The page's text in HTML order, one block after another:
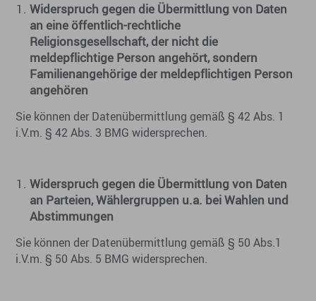
Widerspruch gegen die Übermittlung von Daten
an eine öffentlich-rechtliche
Religionsgesellschaft, der nicht die
meldepflichtige Person angehört, sondern
Familienangehörige der meldepflichtigen Person
angehören
Sie können der Datenübermittlung gemäß § 42 Abs. 1
i.V.m. § 42 Abs. 3 BMG widersprechen.
Widerspruch gegen die Übermittlung von Daten
an Parteien, Wählergruppen u.a. bei Wahlen und
Abstimmungen
Sie können der Datenübermittlung gemäß § 50 Abs.1
i.V.m. § 50 Abs. 5 BMG widersprechen.